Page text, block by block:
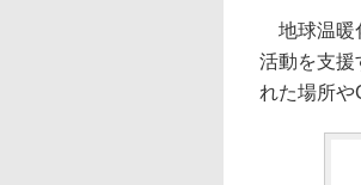
地球温暖
活動を支援
れた場所や